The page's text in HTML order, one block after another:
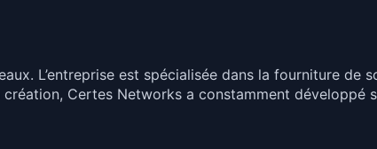
L’entreprise est spécialisée dans la fourniture de
Certes Networks a constamment développé